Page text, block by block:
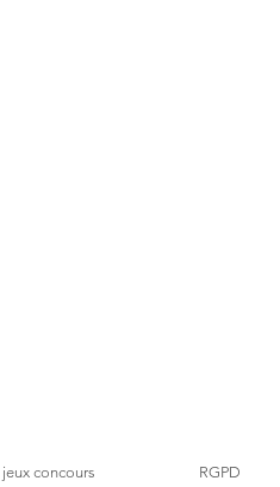
jeux concours RGPD